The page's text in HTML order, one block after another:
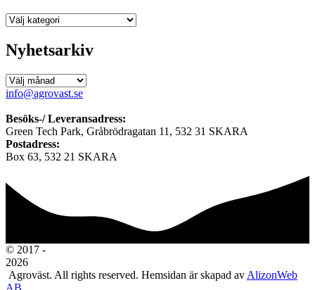
Nyhetskategorier
Nyhetsarkiv
Nyhetsarkiv
info@agrovast.se
Besöks-/ Leveransadress:
Green Tech Park, Gråbrödragatan 11, 532 31 SKARA
Postadress:
Box 63, 532 21 SKARA
© 2017 -
2026
Agroväst. All rights reserved. Hemsidan är skapad av AlizonWeb
AB.